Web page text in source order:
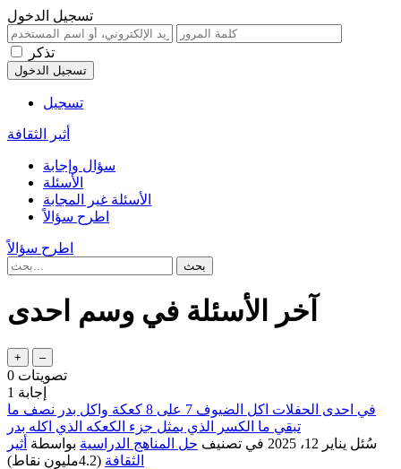
تسجيل الدخول
تذكر
تسجيل
أثير الثقافة
سؤال وإجابة
الأسئلة
الأسئلة غير المجابة
اطرح سؤالاً
اطرح سؤالاً
آخر الأسئلة في وسم احدى
0 تصويتات
1 إجابة
في احدى الحفلات اكل الضيوف 7 على 8 كعكة واكل بدر نصف ما
تبقي ما الكسر الذي يمثل جزء الكعكه الذي اكله بدر
سُئل يناير 12، 2025 في تصنيف حل المناهج الدراسية بواسطة أثير
الثقافة (4.2مليون نقاط)